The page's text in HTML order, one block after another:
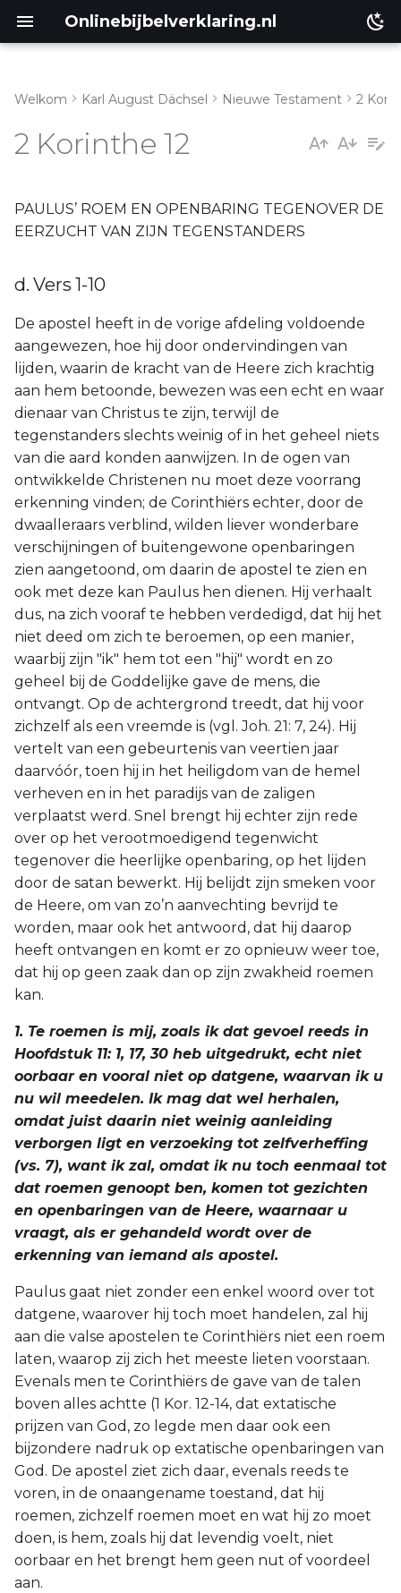
Onlinebijbelverklaring.nl
Éxodus
Numeri
Ruth
Prediker
Joël
Jona
Hábakuk
f. Vers 19-Hoofdstuk 13:10
Welkom Karl August Dächsel Nieuwe Testament 2
2 Korinthe 12
PAULUS’ ROEM EN OPENBARING TEGENOVER DE
EERZUCHT VAN ZIJN TEGENSTANDERS
d. Vers 1-10
De apostel heeft in de vorige afdeling voldoende
aangewezen, hoe hij door ondervindingen van
lijden, waarin de kracht van de Heere zich krachtig
aan hem betoonde, bewezen was een echt en waar
dienaar van Christus te zijn, terwijl de
tegenstanders slechts weinig of in het geheel niets
van die aard konden aanwijzen. In de ogen van
ontwikkelde Christenen nu moet deze voorrang
erkenning vinden; de Corinthiërs echter, door de
dwaalleraars verblind, wilden liever wonderbare
verschijningen of buitengewone openbaringen
zien aangetoond, om daarin de apostel te zien en
ook met deze kan Paulus hen dienen. Hij verhaalt
dus, na zich vooraf te hebben verdedigd, dat hij het
niet deed om zich te beroemen, op een manier,
waarbij zijn "ik" hem tot een "hij" wordt en zo
geheel bij de Goddelijke gave de mens, die
ontvangt. Op de achtergrond treedt, dat hij voor
zichzelf als een vreemde is (vgl. Joh. 21: 7, 24). Hij
vertelt van een gebeurtenis van veertien jaar
daarvóór, toen hij in het heiligdom van de hemel
verheven en in het paradijs van de zaligen
verplaatst werd. Snel brengt hij echter zijn rede
over op het verootmoedigend tegenwicht
tegenover die heerlijke openbaring, op het lijden
door de satan bewerkt. Hij belijdt zijn smeken voor
de Heere, om van zo’n aanvechting bevrijd te
worden, maar ook het antwoord, dat hij daarop
heeft ontvangen en komt er zo opnieuw weer toe,
dat hij op geen zaak dan op zijn zwakheid roemen
kan.
1. Te roemen is mij, zoals ik dat gevoel reeds in
Hoofdstuk 11: 1, 17, 30 heb uitgedrukt, echt niet
oorbaar en vooral niet op datgene, waarvan ik u
nu wil meedelen. Ik mag dat wel herhalen,
omdat juist daarin niet weinig aanleiding
verborgen ligt en verzoeking tot zelfverheffing
(vs. 7), want ik zal, omdat ik nu toch eenmaal tot
dat roemen genoopt ben, komen tot gezichten
en openbaringen van de Heere, waarnaar u
vraagt, als er gehandeld wordt over de
erkenning van iemand als apostel.
Paulus gaat niet zonder een enkel woord over tot
datgene, waarover hij toch moet handelen, zal hij
aan die valse apostelen te Corinthiërs niet een roem
laten, waarop zij zich het meeste lieten voorstaan.
Evenals men te Corinthiërs de gave van de talen
boven alles achtte (1 Kor. 12-14, dat extatische
prijzen van God, zo legde men daar ook een
bijzondere nadruk op extatische openbaringen van
God. De apostel ziet zich daar, evenals reeds te
voren, in de onaangename toestand, dat hij
roemen, zichzelf roemen moet en wat hij zo moet
doen, is hem, zoals hij dat levendig voelt, niet
oorbaar en het brengt hem geen nut of voordeel
aan.